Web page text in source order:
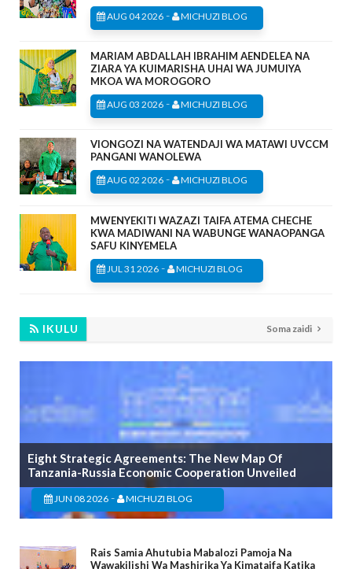
AUG 04 2026 - MICHUZI BLOG
MARIAM ABDALLAH IBRAHIM AENDELEA NA
ZIARA YA KUIMARISHA UHAI WA JUMUIYA
MKOA WA MOROGORO
AUG 03 2026 - MICHUZI BLOG
VIONGOZI NA WATENDAJI WA MATAWI UVCCM
PANGANI WANOLEWA
AUG 02 2026 - MICHUZI BLOG
MWENYEKITI WAZAZI TAIFA ATEMA CHECHE
KWA MADIWANI NA WABUNGE WANAOPANGA
SAFU KINYEMELA
JUL 31 2026 - MICHUZI BLOG
IKULU Soma zaidi
Eight Strategic Agreements: The New Map Of
Tanzania-Russia Economic Cooperation Unveiled
JUN 08 2026 - MICHUZI BLOG
Rais Samia Ahutubia Mabalozi Pamoja Na
Wawakilishi Wa Mashirika Ya Kimataifa Katika